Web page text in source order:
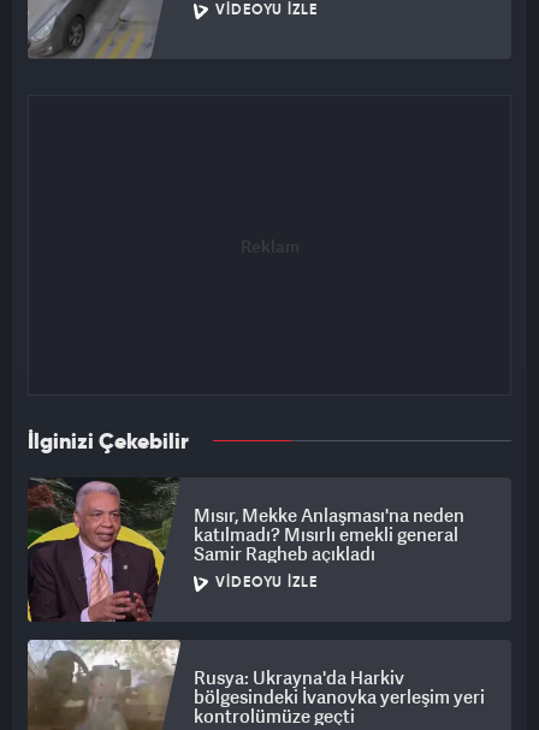
VIDEOYU İZLE
İlginizi Çekebilir
Mısır, Mekke Anlaşması'na neden
katılmadı? Mısırlı emekli general
Samir Ragheb açıkladı
VIDEOYU İZLE
Rusya: Ukrayna'da Harkiv
bölgesindeki İvanovka yerleşim yeri
kontrolümüze geçti